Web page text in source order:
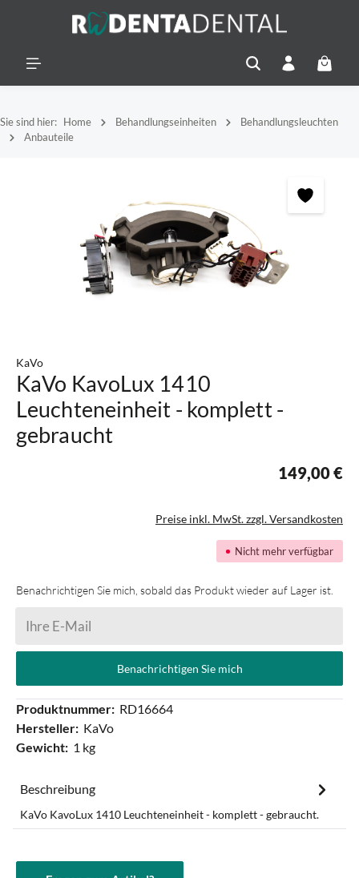
Sie sind hier: Home Behandlungseinheiten
Behandlungsleuchten
Anbauteile
KaVo
KaVo KavoLux 1410
Leuchteneinheit - komplett -
gebraucht
149,00 €
Preise inkl. MwSt. zzgl. Versandkosten
Nicht mehr verfügbar
Benachrichtigen Sie mich, sobald das Produkt wieder auf Lager ist.
Benachrichtigen Sie mich
Produktnummer: RD16664
Hersteller: KaVo
Gewicht: 1 kg
Beschreibung
KaVo KavoLux 1410 Leuchteneinheit - komplett - gebraucht.